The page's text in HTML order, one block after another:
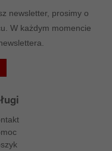
newsletter, prosimy o
W każdym momencie